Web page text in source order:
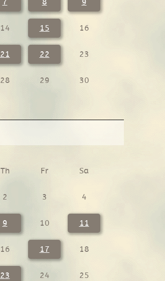
14 15 16
21 22 23
28 29 30
Th Fr Sa
2 3 4
9 10 11
16 17 18
23 24 25